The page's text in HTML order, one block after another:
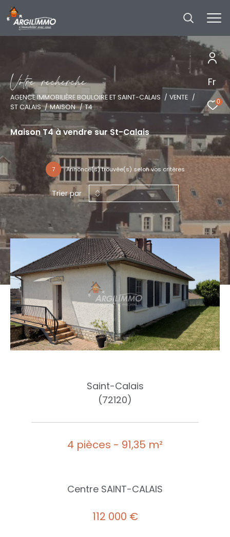
Fr
0
Votre recherche
AGENCE IMMOBILIÈRE BOULOIRE ET SAINT-CALAIS
VENTE
ST CALAIS
MAISON T4
Maison T4 à vendre sur St-Calais
7 Annonce(s) trouvée(s) selon vos critères
Trier par
Saint-Calais
(72120)
4 pièces - 91,35 m²
Centre SAINT-CALAIS
112 000 €